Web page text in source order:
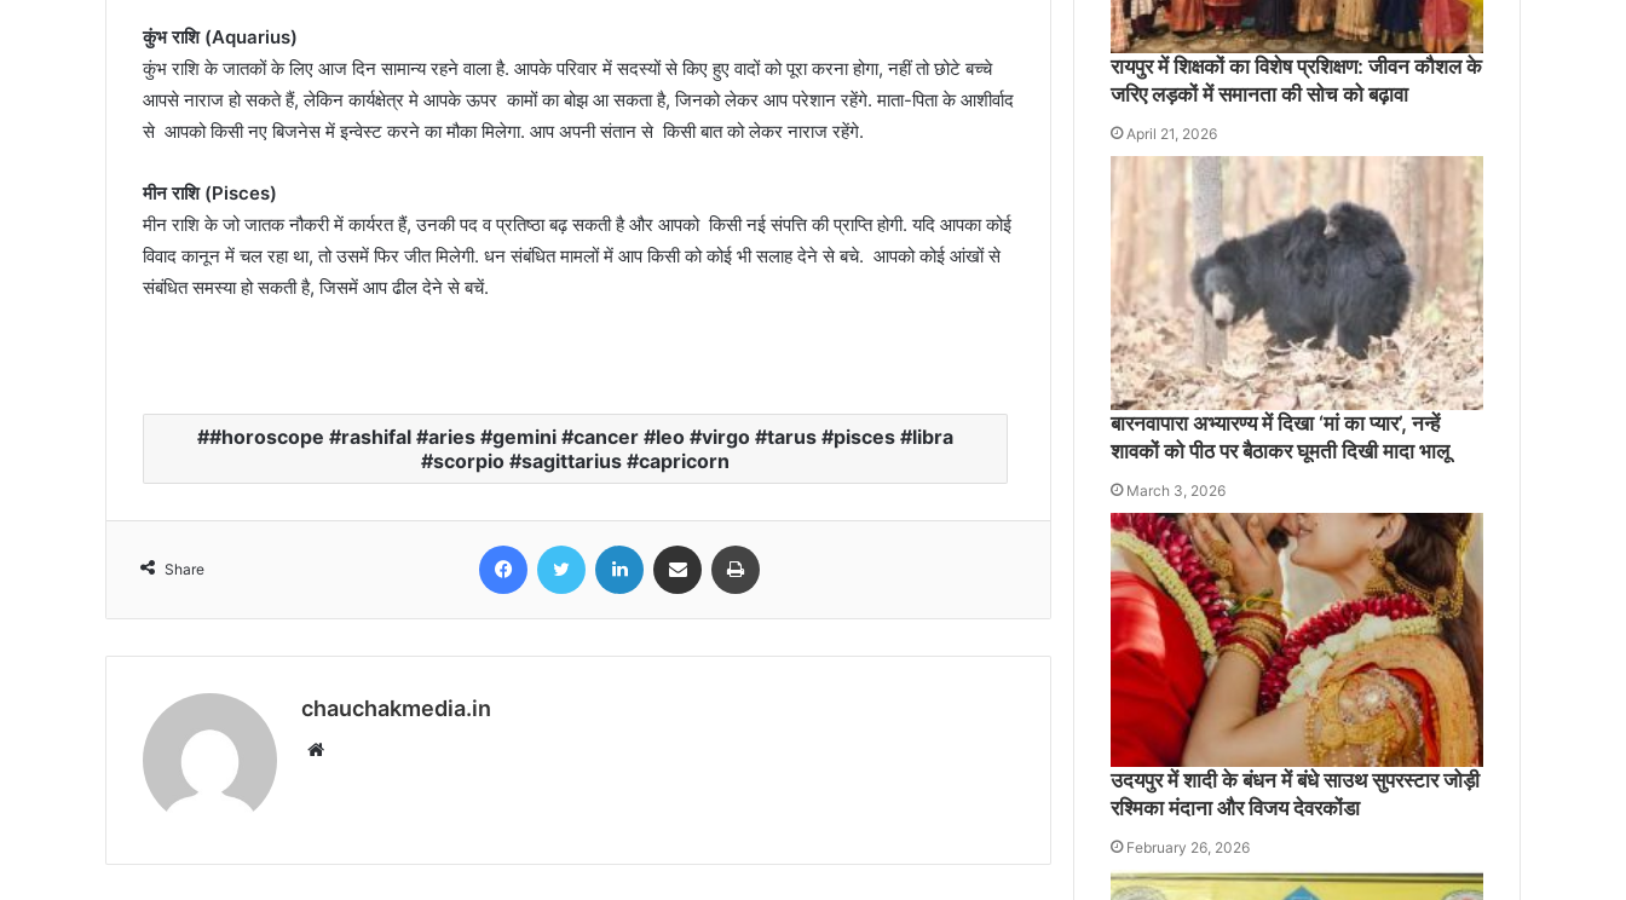
कुंभ राशि (Aquarius)
कुंभ राशि के जातकों के लिए आज दिन सामान्य रहने वाला है. आपके परिवार में सदस्यों से किए हुए वादों को पूरा करना होगा, नहीं तो छोटे बच्चे
आपसे नाराज हो सकते हैं, लेकिन कार्यक्षेत्र मे आपके ऊपर कामों का बोझ आ सकता है, जिनको लेकर आप परेशान रहेंगे. माता-पिता के आशीर्वाद
से आपको किसी नए बिजनेस में इन्वेस्ट करने का मौका मिलेगा. आप अपनी संतान से किसी बात को लेकर नाराज रहेंगे.
मीन राशि (Pisces)
मीन राशि के जो जातक नौकरी में कार्यरत हैं, उनकी पद व प्रतिष्ठा बढ़ सकती है और आपको किसी नई संपत्ति की प्राप्ति होगी. यदि आपका कोई
विवाद कानून में चल रहा था, तो उसमें फिर जीत मिलेगी. धन संबंधित मामलों में आप किसी को कोई भी सलाह देने से बचे. आपको कोई आंखों से
संबंधित समस्या हो सकती है, जिसमें आप ढील देने से बचें.
#horoscope #rashifal #aries #gemini #cancer #leo #virgo #tarus #pisces #libra
#scorpio #sagittarius #capricorn
Share
chauchakmedia.in
i
Elvish Yadav & Jannat Zubair: एल्विश
यादव और जन्नत जुबैर ने कर ली सगाई?सोशल
मीडिया पर वायरल फोटोज
Hina Khan Photos: रंग-बिरंगा लहंगा पहन परम
सुंदरी बनीं टीवी की मशहूर एक्ट्रेस हिना खान
Engagement: विजय देवरकोंडा और रश्मिका
रायपुर में शिक्षकों का विशेष प्रशिक्षण: जीवन कौशल के
जरिए लड़कों में समानता की सोच को बढ़ावा
April 21, 2026
बारनवापारा अभ्यारण्य में दिखा ‘मां का प्यार’, नन्हें
शावकों को पीठ पर बैठाकर घूमती दिखी मादा भालू
March 3, 2026
उदयपुर में शादी के बंधन में बंधे साउथ सुपरस्टार जोड़ी
रश्मिका मंदाना और विजय देवरकोंडा
February 26, 2026